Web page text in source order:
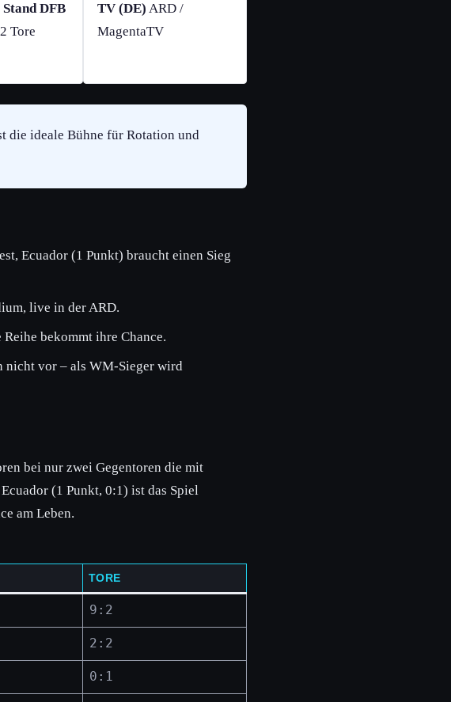
DFB
Tore
TV (DE) ARD /
MagentaTV
die ideale Bühne für Rotation und
Ecuador (1 Punkt) braucht einen Sieg
live in der ARD.
bekommt ihre Chance.
nicht vor – als WM-Sieger wird
bei nur zwei Gegentoren die mit
(1 Punkt, 0:1) ist das Spiel
am Leben.
TORE
9:2
2:2
0:1